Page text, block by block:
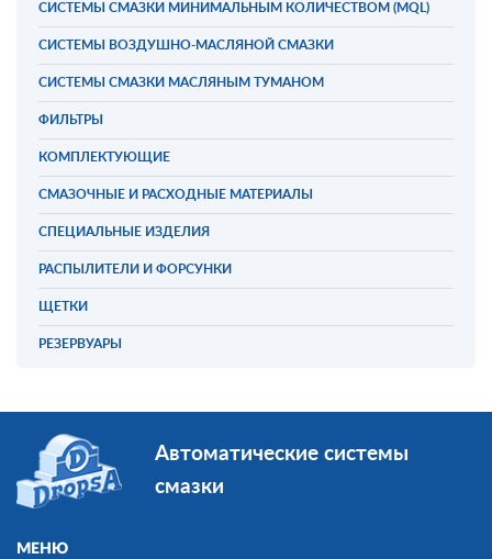
СИСТЕМЫ СМАЗКИ МИНИМАЛЬНЫМ КОЛИЧЕСТВОМ (MQL)
СИСТЕМЫ ВОЗДУШНО-МАСЛЯНОЙ СМАЗКИ
СИСТЕМЫ СМАЗКИ МАСЛЯНЫМ ТУМАНОМ
ФИЛЬТРЫ
КОМПЛЕКТУЮЩИЕ
СМАЗОЧНЫЕ И РАСХОДНЫЕ МАТЕРИАЛЫ
СПЕЦИАЛЬНЫЕ ИЗДЕЛИЯ
РАСПЫЛИТЕЛИ И ФОРСУНКИ
ЩЕТКИ
РЕЗЕРВУАРЫ
Автоматические системы
смазки
МЕНЮ